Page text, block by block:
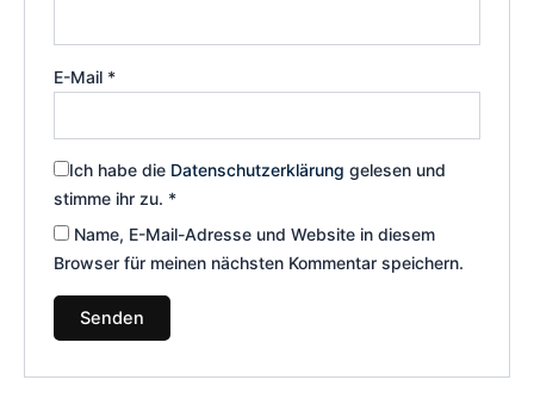
E-Mail *
Ich habe die Datenschutzerklärung gelesen und
stimme ihr zu. *
Name, E-Mail-Adresse und Website in diesem
Browser für meinen nächsten Kommentar speichern.